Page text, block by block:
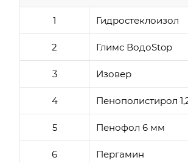
1 Гидростеклоизол
2 Глимс ВодоStop
3 Изовер
4 Пенополистирол
5 Пенофол 6 мм
6 Пергамин